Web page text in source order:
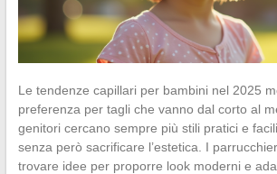
Le tendenze capillari per bambini nel 2025
preferenza per tagli che vanno dal corto al
genitori cercano sempre più stili pratici e
senza però sacrificare l’estetica. I
trovare idee per proporre look moderni e